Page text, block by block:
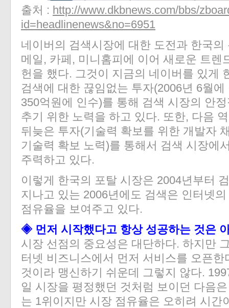
출처 : http://www.dkbnews.com/bbs/
id=headlinenews&no=6951
네이버의 검색시장에 대한 도전과 한국
메일, 카페, 미니홈피에 이어 새로운 트렌
헌을 했다. 그것이 지금의 네이버를 있게
검색에 대한 끊임없는 투자(2006년 6월
350억원에 인수)를 통해 검색 시장의 안
추기 위한 노력을 하고 있다. 또한, 다음
뒤늦은 투자(기술력 확보를 위한 개발자
기술력 확보 노력)를 통해서 검색 시장에
주력하고 있다.
이렇게 한국의 포탈 시장은 2004년부터
지나고 있는 2006년에도 검색은 인터넷
점유율을 보여주고 있다.
◈ 먼저 시작했다고 항상 성공하는 것은
시장 선점의 중요성은 대단하다. 하지만
터넷 비즈니스에서 먼저 서비스를 오픈
것이라 맹신하기 쉬운데 그렇지 않다.
일 시장을 평정했던 것처럼 보이던 다음
는 1위이지만 시장 점유율은 오히려 시간